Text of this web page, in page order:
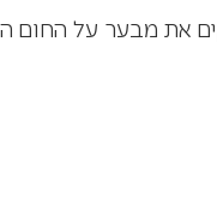
את מבער על החום